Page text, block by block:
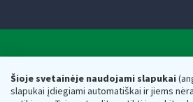
Šioje svetainėje naudojami slapukai
slapukai įdiegiami automatiškai ir jiems
Respublikos finansų ministerijos